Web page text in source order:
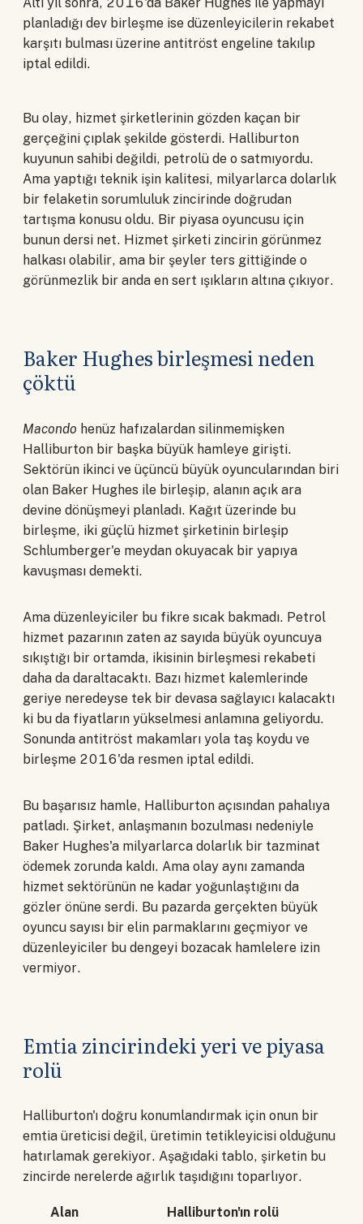
planladığı dev birleşme ise düzenleyicilerin rekabet
karşıtı bulması üzerine antitröst engeline takılıp
iptal edildi.
Bu olay, hizmet şirketlerinin gözden kaçan bir
gerçeğini çıplak şekilde gösterdi. Halliburton
kuyunun sahibi değildi, petrolü de o satmıyordu.
Ama yaptığı teknik işin kalitesi, milyarlarca dolarlık
bir felaketin sorumluluk zincirinde doğrudan
tartışma konusu oldu. Bir piyasa oyuncusu için
bunun dersi net. Hizmet şirketi zincirin görünmez
halkası olabilir, ama bir şeyler ters gittiğinde o
görünmezlik bir anda en sert ışıkların altına çıkıyor.
Baker Hughes birleşmesi neden
çöktü
Macondo henüz hafızalardan silinmemişken
Halliburton bir başka büyük hamleye girişti.
Sektörün ikinci ve üçüncü büyük oyuncularından biri
olan Baker Hughes ile birleşip, alanın açık ara
devine dönüşmeyi planladı. Kağıt üzerinde bu
birleşme, iki güçlü hizmet şirketinin birleşip
Schlumberger'e meydan okuyacak bir yapıya
kavuşması demekti.
Ama düzenleyiciler bu fikre sıcak bakmadı. Petrol
hizmet pazarının zaten az sayıda büyük oyuncuya
sıkıştığı bir ortamda, ikisinin birleşmesi rekabeti
daha da daraltacaktı. Bazı hizmet kalemlerinde
geriye neredeyse tek bir devasa sağlayıcı kalacaktı
ki bu da fiyatların yükselmesi anlamına geliyordu.
Sonunda antitröst makamları yola taş koydu ve
birleşme 2016'da resmen iptal edildi.
Bu başarısız hamle, Halliburton açısından pahalıya
patladı. Şirket, anlaşmanın bozulması nedeniyle
Baker Hughes'a milyarlarca dolarlık bir tazminat
ödemek zorunda kaldı. Ama olay aynı zamanda
hizmet sektörünün ne kadar yoğunlaştığını da
gözler önüne serdi. Bu pazarda gerçekten büyük
oyuncu sayısı bir elin parmaklarını geçmiyor ve
düzenleyiciler bu dengeyi bozacak hamlelere izin
vermiyor.
Emtia zincirindeki yeri ve piyasa
rolü
Halliburton'ı doğru konumlandırmak için onun bir
emtia üreticisi değil, üretimin tetikleyicisi olduğunu
hatırlamak gerekiyor. Aşağıdaki tablo, şirketin bu
zincirde nerelerde ağırlık taşıdığını toparlıyor.
Alan
Halliburton'ın rolü